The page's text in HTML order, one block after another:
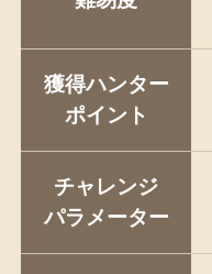
獲得ハンター
ポイント
チャレンジ
パラメーター